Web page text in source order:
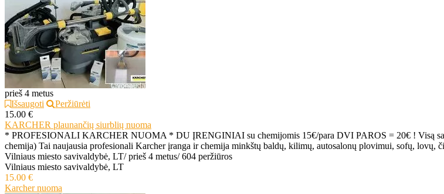
prieš 4 metus
Išsaugoti
Peržiūrėti
15.00 €
KARCHER plaunančių siurblių nuoma
* PROFESIONALI KARCHER NUOMA * DU ĮRENGINIAI su chemijomis 15€/para DVI PAROS = 20€ ! Visą
chemija) Tai naujausia profesionali Karcher įranga ir chemija minkštų baldų, kilimų, autosalonų plovimui, sofų, lovų,
Vilniaus miesto savivaldybė, LT/ prieš 4 metus/ 604 peržiūros
Vilniaus miesto savivaldybė, LT
15.00 €
Karcher nuoma